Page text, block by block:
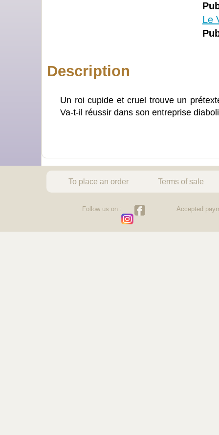
Le
Description
Un roi cupide et cruel trouve un
Va-t-il réussir dans son entreprise
To place an order Terms of sale
Follow us on : Accepted